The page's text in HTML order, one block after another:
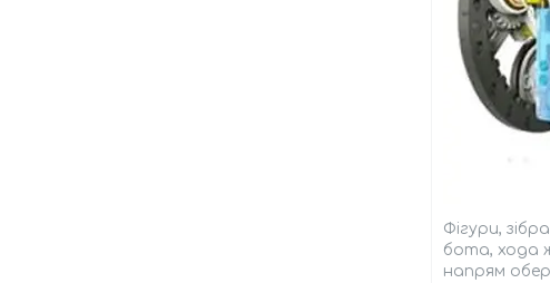
Фігури,
бота, хода
напрям